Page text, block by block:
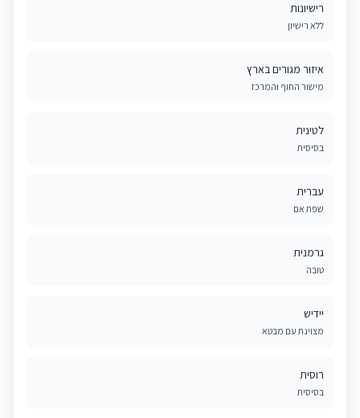
רישיונות
ללא רישיון
איזור מגורים בארץ
מישור החוף והמרכז
לטינית
בסיסית
עברית
שפת אם
גרמנית
טובה
יידיש
מצוינת עם מבטא
רוסית
בסיסית